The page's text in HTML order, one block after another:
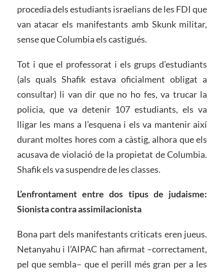
procedia dels estudiants israelians de les FDI que
van atacar els manifestants amb Skunk militar,
sense que Columbia els castigués.
Tot i que el professorat i els grups d’estudiants
(als quals Shafik estava oficialment obligat a
consultar) li van dir que no ho fes, va trucar la
policia, que va detenir 107 estudiants, els va
lligar les mans a l’esquena i els va mantenir així
durant moltes hores com a càstig, alhora que els
acusava de violació de la propietat de Columbia.
Shafik els va suspendre de les classes.
L’enfrontament entre dos tipus de judaisme:
Sionista contra assimilacionista
Bona part dels manifestants criticats eren jueus.
Netanyahu i l’AIPAC han afirmat –correctament,
pel que sembla– que el perill més gran per a les